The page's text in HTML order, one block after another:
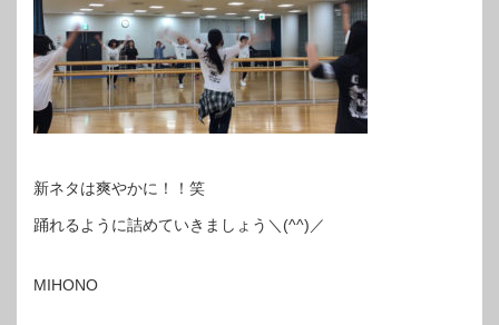
新ネタは爽やかに！！笑
踊れるように詰めていきましょう＼(^^)／
MIHONO